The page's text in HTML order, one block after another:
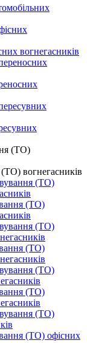
вогнегасників
вогнегасників
(ТО)
(ТО)
(ТО)
(ТО) офісних